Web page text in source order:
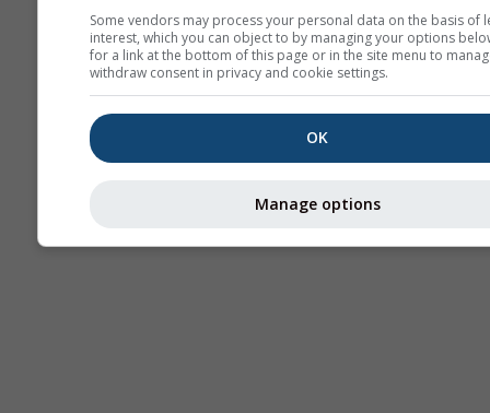
Some vendors may process your personal data on the basis of
interest, which you can object to by managing your options
for a link at the bottom of this page or in the site menu to
withdraw consent in privacy and cookie settings.
OK
Manage options